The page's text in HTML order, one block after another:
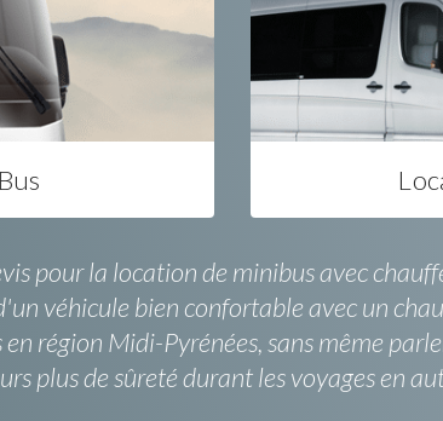
pour la location de minibus avec
véhicule bien confortable avec un
région Midi-Pyrénées, sans même
plus de sûreté durant les voyages en